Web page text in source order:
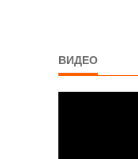
ВИДЕО